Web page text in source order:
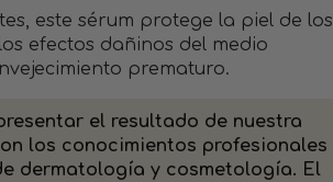
este sérum protege la piel de los
efectos dañinos del medio
prematuro.
el resultado de nuestra
los conocimientos profesionales
dermatología y cosmetología. El